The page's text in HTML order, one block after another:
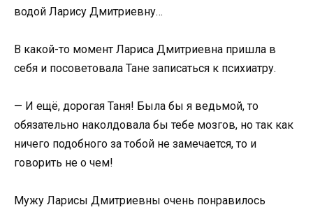
водой Ларису Дмитриевну…
В какой-то момент Лариса Дмитриевна пришла в
себя и посоветовала Тане записаться к психиатру.
— И ещё, дорогая Таня! Была бы я ведьмой, то
обязательно наколдовала бы тебе мозгов, но так как
ничего подобного за тобой не замечается, то и
говорить не о чем!
Мужу Ларисы Дмитриевны очень понравилось